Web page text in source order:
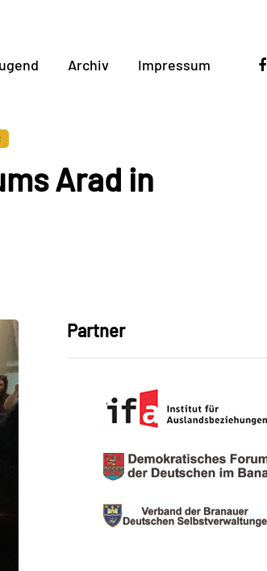
Archiv Impressum
Arad in
Partner